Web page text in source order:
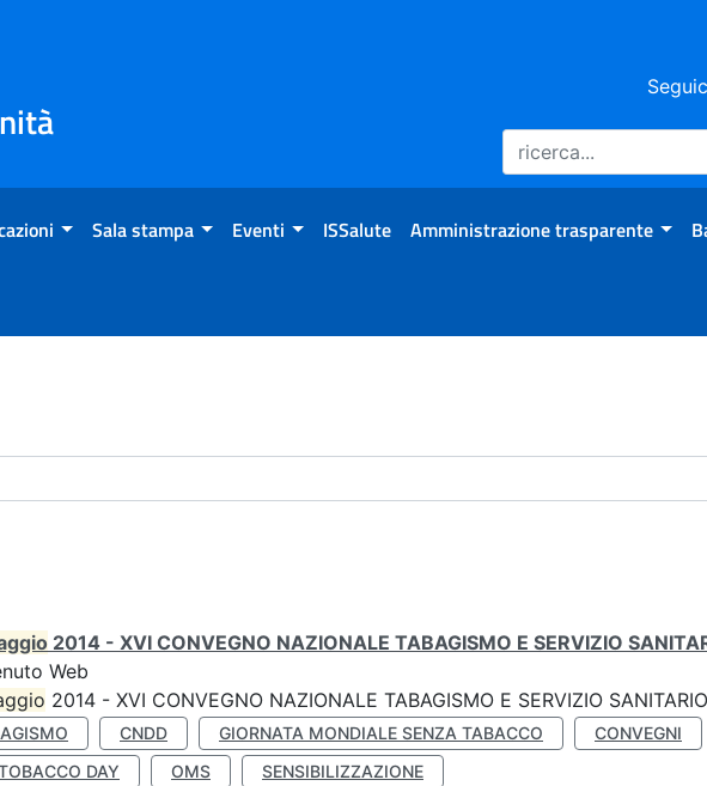
Sala stampa Eventi ISSalute Amministrazione trasparente
2014 - XVI CONVEGNO NAZIONALE TABAGISMO E SERVIZIO
Web
2014 - XVI CONVEGNO NAZIONALE TABAGISMO E SERVIZIO
CNDD GIORNATA MONDIALE SENZA TABACCO CONVEGNI
DAY
OMS SENSIBILIZZAZIONE